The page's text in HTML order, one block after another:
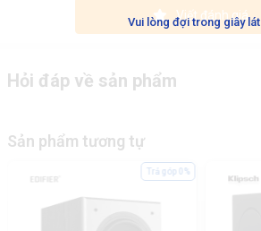
Vui lòng đợi trong giây lát
Viết đánh giá
Hỏi đáp về sản phẩm
Sản phẩm tương tự
Trả góp 0%